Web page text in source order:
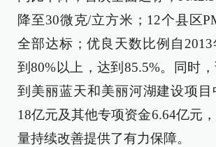
降至30微克/立方米；12个县区
全部达标；优良天数比例自
到80%以上，达到85.5%。同时
到美丽蓝天和美丽河湖建设项
18亿元及其他专项资金6.64亿元
量持续改善提供了有力保障。